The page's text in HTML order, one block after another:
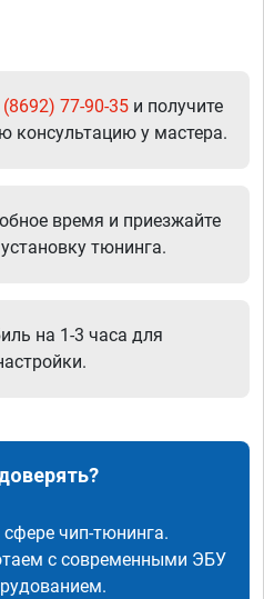
77-90-35 и получите
консультацию у мастера.
время и приезжайте
тюнинга.
на 1-3 часа для
чип-тюнинга.
с современными ЭБУ